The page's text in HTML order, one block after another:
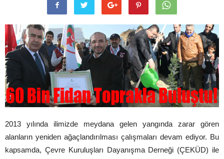
2013 yılında ilimizde meydana gelen yangında zarar gören
alanların yeniden ağaçlandırılması çalışmaları devam ediyor. Bu
kapsamda, Çevre Kuruluşları Dayanışma Derneği (ÇEKÜD) ile